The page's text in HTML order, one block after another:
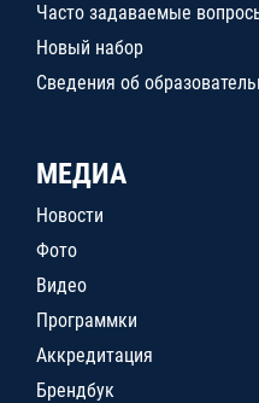
Часто задаваемые
Новый набор
Сведения об
МЕДИА
Новости
Фото
Видео
Программки
Аккредитация
Брендбук